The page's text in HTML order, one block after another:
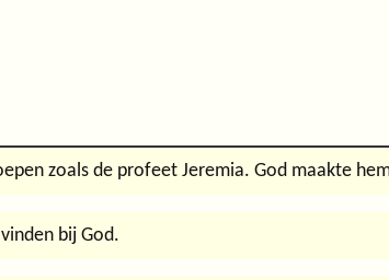
zoals de profeet Jeremia. God maakte
bij God.